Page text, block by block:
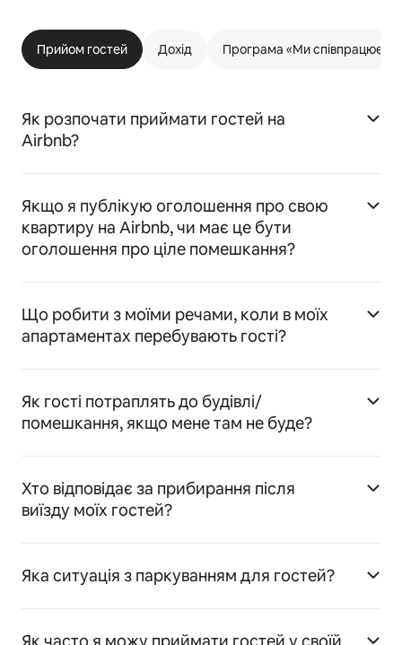
Прийом гостей Дохід Програма «Ми співпрацюємо
Як розпочати приймати гостей на
Airbnb?
Якщо я публікую оголошення про свою
квартиру на Airbnb, чи має це бути
оголошення про ціле помешкання?
Що робити з моїми речами, коли в моїх
апартаментах перебувають гості?
Як гості потраплять до будівлі/
помешкання, якщо мене там не буде?
Хто відповідає за прибирання після
виїзду моїх гостей?
Яка ситуація з паркуванням для гостей?